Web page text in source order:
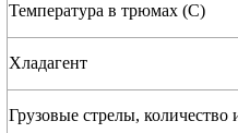
Температура в трюмах (С)
Хладагент
Грузовые стрелы, количество